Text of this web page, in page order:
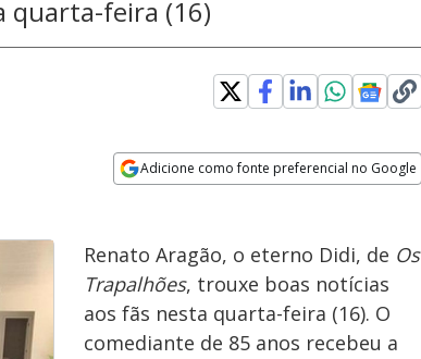
quarta-feira (16)
Adicione como fonte preferencial no Google
Renato Aragão, o eterno Didi, de Os
Trapalhões, trouxe boas notícias
aos fãs nesta quarta-feira (16). O
comediante de 85 anos recebeu a